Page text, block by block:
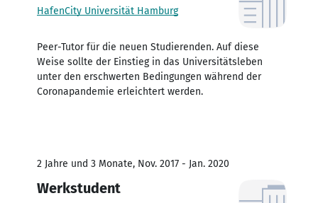
HafenCity Universität Hamburg
Peer-Tutor für die neuen Studierenden. Auf diese
Weise sollte der Einstieg in das Universitätsleben
unter den erschwerten Bedingungen während der
Coronapandemie erleichtert werden.
2 Jahre und 3 Monate, Nov. 2017 - Jan. 2020
Werkstudent